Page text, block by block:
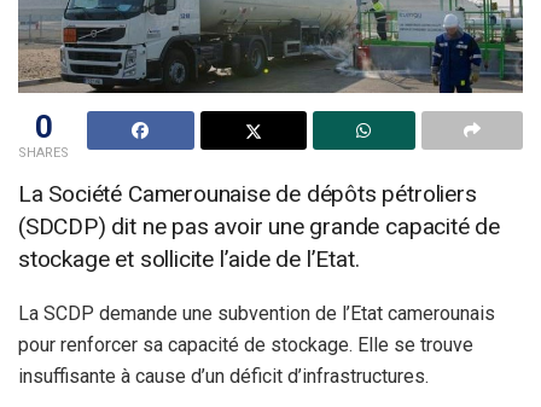
0
SHARES
La Société Camerounaise de dépôts pétroliers
(SDCDP) dit ne pas avoir une grande capacité de
stockage et sollicite l’aide de l’Etat.
La SCDP demande une subvention de l’Etat camerounais
pour renforcer sa capacité de stockage. Elle se trouve
insuffisante à cause d’un déficit d’infrastructures.